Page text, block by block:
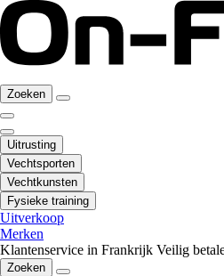
Zoeken
Uitrusting
Vechtsporten
Vechtkunsten
Fysieke training
Uitverkoop
Merken
Klantenservice in Frankrijk Veilig
Zoeken